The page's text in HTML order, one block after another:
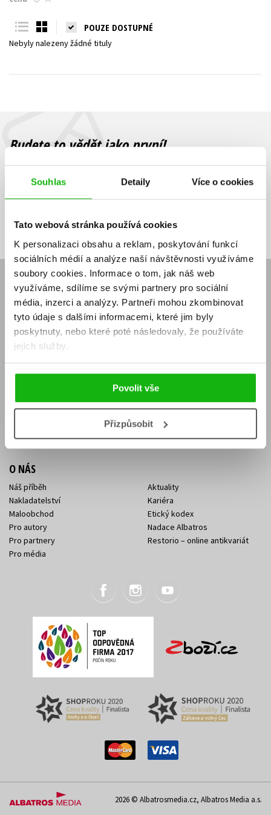
Souhlas Detaily Více o cookies
Tato webová stránka používá cookies
K personalizaci obsahu a reklam, poskytování funkcí
sociálních médií a analýze naší návštěvnosti využíváme
soubory cookies. Informace o tom, jak náš web
využíváme, sdílíme se svými partnery pro sociální
média, inzerci a analýzy. Partneři mohou zkombinovat
tyto údaje s dalšími informacemi, které jim byly
poskytnuty, nebo které poté následovaly, že používáte
jejich služby.
Povolit vše
Přizpůsobit
Young adult (SK)
Všechny tituly
POUZE DOSTUPNÉ
Nebyly nalezeny žádné tituly
Budete to vědět jako první!
Zajímá Vás, jaký knižní hit právě vychází, na jaké zboží je výhodná
sleva, jaká běží soutěž o ceny? Přihlášením k odběru našich e-
souhlasíte se zpracováním osobních údajů
mailová
adresa
mailová
adresa
Vaše e-mailová adresa Přihlásit se
E-SHOP
Aktuality
Naši autoři
Obchodní podmínky
Jak nakoupit
Knižní novinky
Dárkové poukazy
Affiliate program
KONTAKTY
Sídlo společnosti
Kontakty Albatros Media
O NÁS
Náš příběh
Nakladatelství
Maloobchod
Pro autory
Pro partnery
Pro média
Aktuality
Kariéra
Etický kodex
Nadace Albatros
Restorio – online antikvariát
2026 © Albatrosmedia.cz, Albatros Media a.s.